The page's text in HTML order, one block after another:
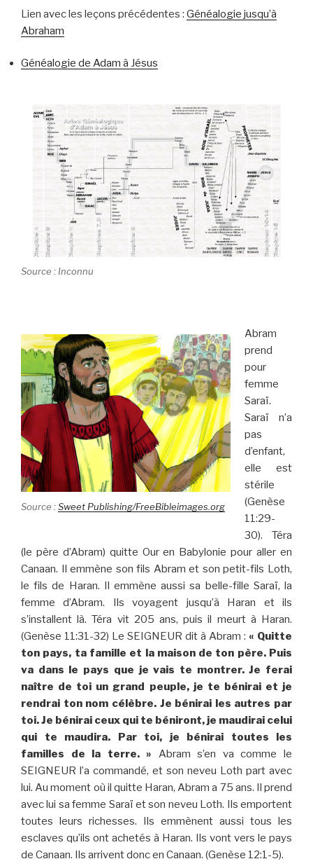
Lien avec les leçons précédentes : Généalogie jusqu’à
Abraham
Généalogie de Adam à Jésus
Source : Inconnu
Source :Sweet Publishing/FreeBibleimages.org
Abram
prend
pour
femme
Saraï.
Saraï n’a
pas
d’enfant,
elle est
stérile
(Genèse
11:29-
30). Téra
(le père d’Abram) quitte Our en Babylonie pour aller en
Canaan. Il emmène son fils Abram et son petit-fils Loth,
le fils de Haran. Il emmène aussi sa belle-fille Saraï, la
femme d’Abram. Ils voyagent jusqu’à Haran et ils
s’installent là. Téra vit 205 ans, puis il meurt à Haran.
(Genèse 11:31-32) Le SEIGNEUR dit à Abram : « Quitte
ton pays, ta famille et la maison de ton père. Puis
va dans le pays que je vais te montrer. Je ferai
naître de toi un grand peuple, je te bénirai et je
rendrai ton nom célèbre. Je bénirai les autres par
toi. Je bénirai ceux qui te béniront, je maudirai celui
qui te maudira. Par toi, je bénirai toutes les
familles de la terre. » Abram s’en va comme le
SEIGNEUR l’a commandé, et son neveu Loth part avec
lui. Au moment où il quitte Haran, Abram a 75 ans. Il prend
avec lui sa femme Saraï et son neveu Loth. Ils emportent
toutes leurs richesses. Ils emmènent aussi tous les
esclaves qu’ils ont achetés à Haran. Ils vont vers le pays
de Canaan. Ils arrivent donc en Canaan. (Genèse 12:1-5).